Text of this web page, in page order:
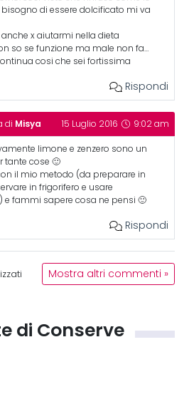
di essere dolcificato mi va
anche x aiutarmi nella dieta
so se funzione ma male non fa…
cosi che sei fortissima
Rispondi
di Misya 15 Luglio 2016 9:02 am
limone e zenzero sono un
tante cose 🙂
il mio metodo (da preparare in
in frigorifero e usare
e fammi sapere cosa ne pensi 🙂
Rispondi
Mostra altri commenti »
di Conserve